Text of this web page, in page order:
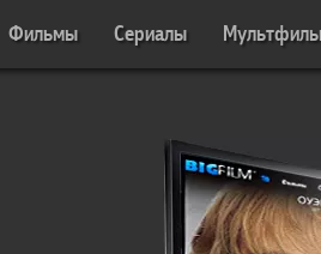
Фильмы Сериалы